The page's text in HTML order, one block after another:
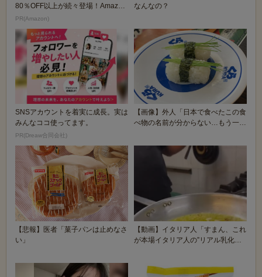
80％OFF以上が続々登場！Amazon
の本気が...
PR(Amazon)
なんなの？
SNSアカウントを着実に成長。実は
みんなココ使ってます。
PR(Dreaw合同会社)
【画像】外人「日本で食べたこの食
べ物の名前が分からない…もう一度
【悲報】医者「菓子パンは止めなさ
い」
【動画】イタリア人「すまん、これ
が本場イタリア人の”リアル乳化ペ